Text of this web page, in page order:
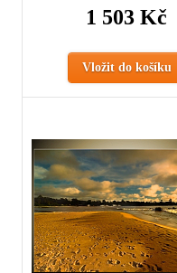
1 503 Kč
Vložit do košíku